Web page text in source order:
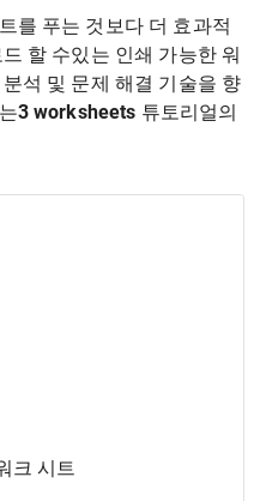
를 푸는 것보다 더 효과적
할 수있는 인쇄 가능한 워
석 및 문제 해결 기술을 향
3 worksheets 튜토리얼의
크 시트